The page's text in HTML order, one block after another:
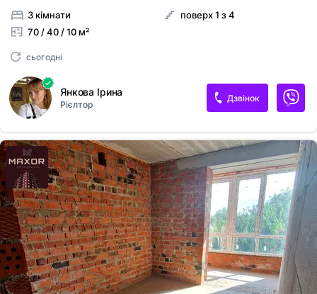
3 кімнати
70 / 40 / 10 м²
поверх 1 з 4
сьогодні
Янкова Ірина
Рієлтор
Дзвінок